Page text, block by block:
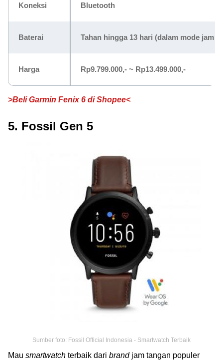
Koneksi Bluetooth
Baterai Tahan hingga 13 hari (dalam mode jam
Harga Rp9.799.000,- ~ Rp13.499.000,-
>Beli Garmin Fenix 6 di Shopee<
5. Fossil Gen 5
Sumber foto: Fossil Official Indonesia - Smartwatch Terbaik
Mau smartwatch terbaik dari brandjam tangan populer